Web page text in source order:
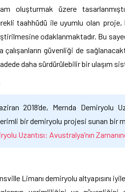
oluşturmak üzere
taahhüdü ile uyumlu olan
odaklanmaktadır. Bu
çalışanların güvenliği de
daha sürdürülebilir bir ulaşım
2018’de, Mernda Demiryolu
bir demiryolu projesi sunan bir
Uzantısı: Avustralya’nın
Limanı demiryolu altyapısını